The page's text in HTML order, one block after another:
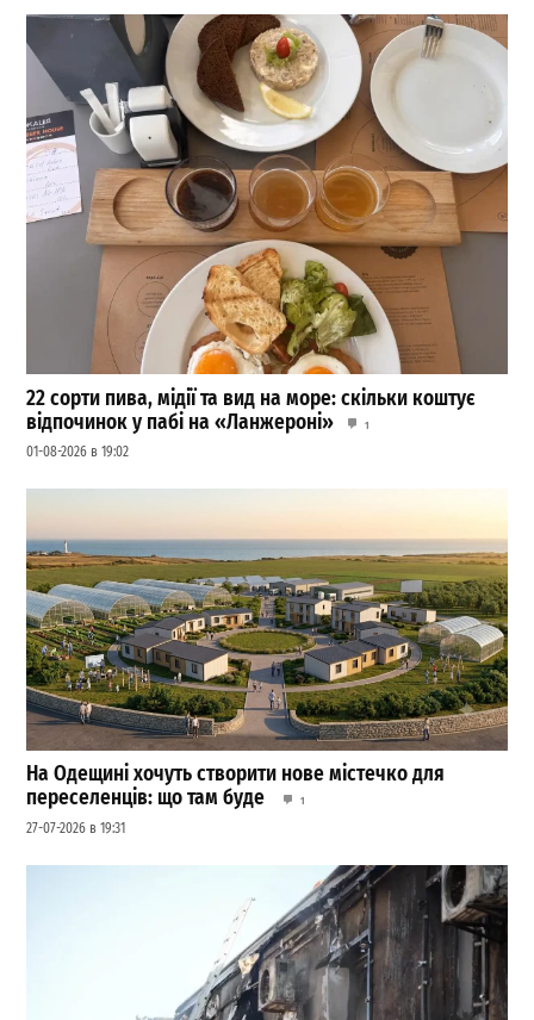
22 сорти пива, мідії та вид на море: скільки коштує
відпочинок у пабі на «Ланжероні»
1
01-08-2026 в 19:02
На Одещині хочуть створити нове містечко для
переселенців: що там буде
1
27-07-2026 в 19:31